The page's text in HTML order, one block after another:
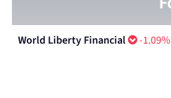
World Liberty Financial -1.09%